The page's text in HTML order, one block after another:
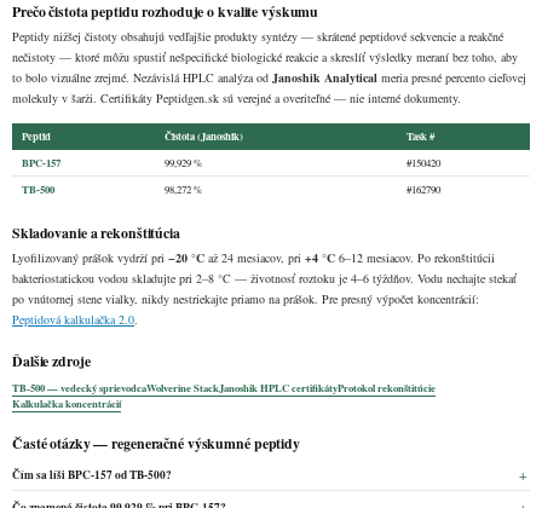
Prečo čistota peptidu rozhoduje o kvalite výskumu
Peptidy nižšej čistoty obsahujú vedľajšie produkty syntézy — skrátené peptidové sekvencie a reakčné
nečistoty — ktoré môžu spustiť nešpecifické biologické reakcie a skreslíť výsledky meraní bez toho, aby
to bolo vizuálne zrejmé. Nezávislá HPLC analýza od Janoshik Analytical meria presné percento cieľovej
molekuly v šarži. Certifikáty Peptidgen.sk sú verejné a overiteľné — nie interné dokumenty.
Peptid Čistota (Janoshik)
Task #
BPC‑157
99,929 % #150420
TB‑500 98,272 % #162790
Skladovanie a rekonštitúcia
Lyofilizovaný prášok vydrží pri −20 °C až 24 mesiacov, pri +4 °C 6–12 mesiacov. Po rekonštitúcii
bakteriostatickou vodou skladujte pri 2–8 °C — životnosť roztoku je 4–6 týždňov. Vodu nechajte stekať
po vnútornej stene vialky, nikdy nestriekajte priamo na prášok. Pre presný výpočet koncentrácií:
Peptidová kalkulačka 2.0.
Ďalšie zdroje
TB‑500 — vedecký sprievodcaWolverine StackJanoshik HPLC certifikátyProtokol rekonštitúcie
Kalkulačka koncentrácií
Časté otázky — regeneračné výskumné peptidy
Čím sa líši BPC‑157 od TB‑500?